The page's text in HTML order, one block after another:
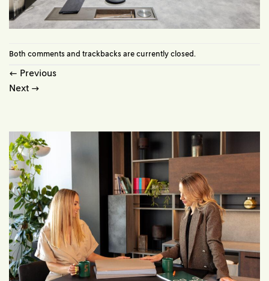
Both comments and trackbacks are currently closed.
← Previous
Next →